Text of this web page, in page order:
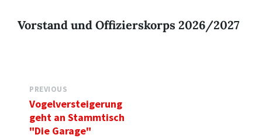
Vorstand und Offizierskorps 2026/2027
PREVIOUS
Vogelversteigerung
geht an Stammtisch
"Die Garage"